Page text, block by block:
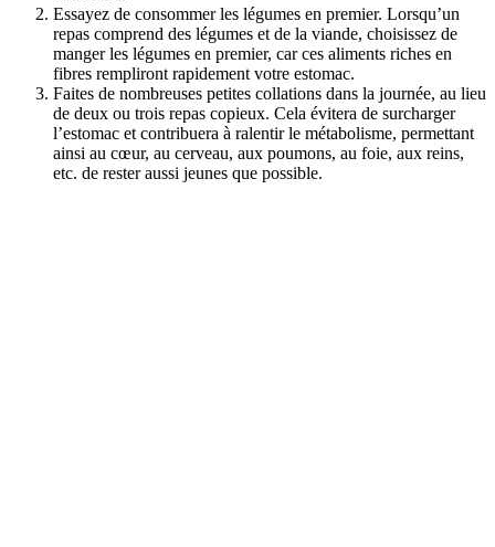
Essayez de consommer les légumes en premier. Lorsqu’un
repas comprend des légumes et de la viande, choisissez de
manger les légumes en premier, car ces aliments riches en
fibres rempliront rapidement votre estomac.
Faites de nombreuses petites collations dans la journée, au lieu
de deux ou trois repas copieux. Cela évitera de surcharger
l’estomac et contribuera à ralentir le métabolisme, permettant
ainsi au cœur, au cerveau, aux poumons, au foie, aux reins,
etc. de rester aussi jeunes que possible.